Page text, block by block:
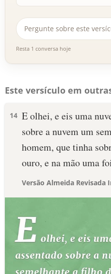
Resta 1 conversa hoje
Este versículo em
14 E olhei, e eis uma
sobre a nuvem um
homem, que tinha
ouro, e na mão uma
Versão Almeida Revisada